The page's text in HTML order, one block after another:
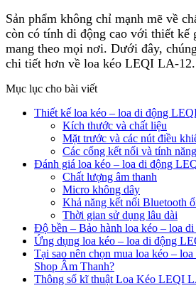
Sản phẩm không chỉ mạnh mẽ về
còn có tính di động cao với thiết kế
mang theo mọi nơi. Dưới đây,
chi tiết hơn về loa kéo LEQI LA-12.
Mục lục cho bài viết
Thiết kế loa kéo – loa di động
Kích thước và chất liệu
Mặt trước và các nút điều
Các cổng kết nối và tính
Đánh giá loa kéo – loa di động
Chất lượng âm thanh
Micro không dây
Khả năng kết nối Bluetooth
Thời gian sử dụng lâu dài
Độ bền – Bảo hành loa kéo – loa
Ứng dụng loa kéo – loa di động
Tại sao nên chọn mua loa kéo –
Shop Âm Thanh?
Thông số kĩ thuật Loa Kéo LEQI